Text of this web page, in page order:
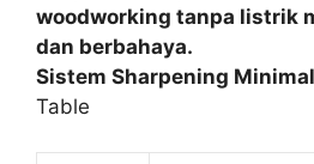
woodworking tanpa listrik
dan berbahaya.
Sistem Sharpening
Table